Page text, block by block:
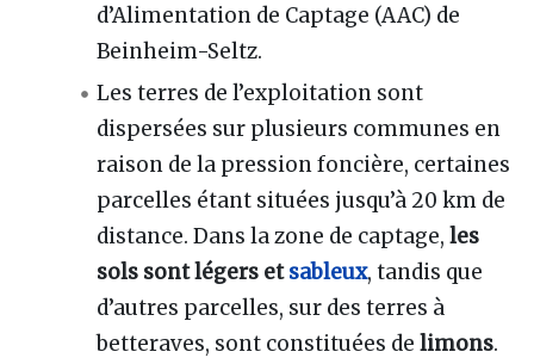
d’Alimentation de Captage (AAC) de
Beinheim-Seltz.
Les terres de l’exploitation sont
dispersées sur plusieurs communes en
raison de la pression foncière, certaines
parcelles étant situées jusqu’à 20 km de
distance. Dans la zone de captage,les
sols sont légers etsableux, tandis que
d’autres parcelles, sur des terres à
betteraves, sont constituées delimons.